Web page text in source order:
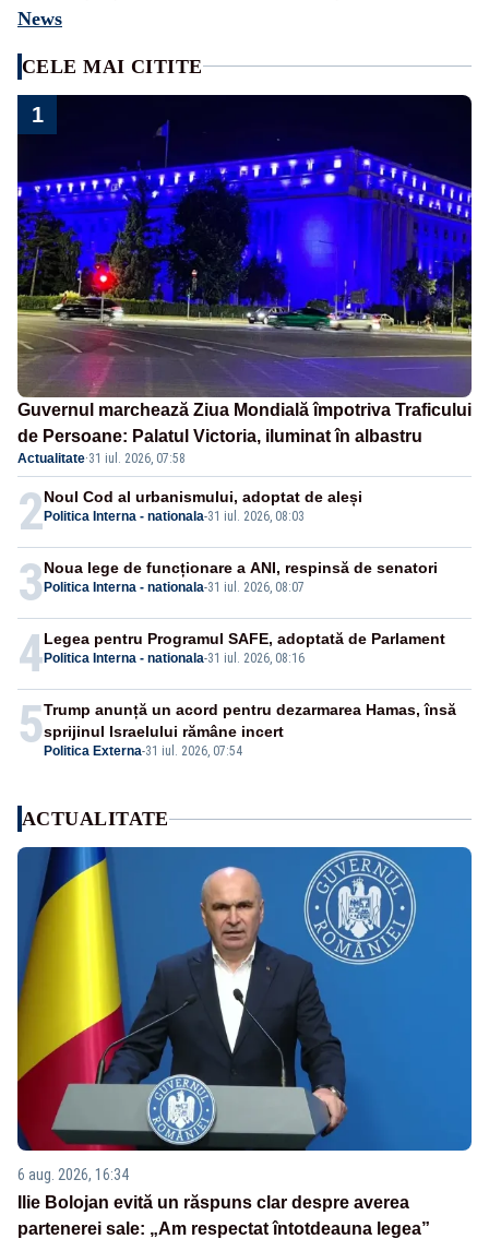
News
CELE MAI CITITE
1
Guvernul marchează Ziua Mondială împotriva Traficului
de Persoane: Palatul Victoria, iluminat în albastru
Actualitate·31 iul. 2026, 07:58
2 Politica Interna - nationala-31 iul. 2026, 08:03
Noul Cod al urbanismului, adoptat de aleși
3 Politica Interna - nationala-31 iul. 2026, 08:07
Noua lege de funcționare a ANI, respinsă de senatori
4 Politica Interna - nationala-31 iul. 2026, 08:16
Legea pentru Programul SAFE, adoptată de Parlament
5 Politica Externa-31 iul. 2026, 07:54
Trump anunță un acord pentru dezarmarea Hamas, însă
sprijinul Israelului rămâne incert
ACTUALITATE
6 aug. 2026, 16:34
Ilie Bolojan evită un răspuns clar despre averea
partenerei sale: „Am respectat întotdeauna legea”